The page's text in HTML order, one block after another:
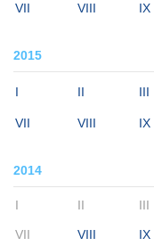
VII VIII IX
2015
I II III
VII VIII IX
2014
I II III
VII VIII IX